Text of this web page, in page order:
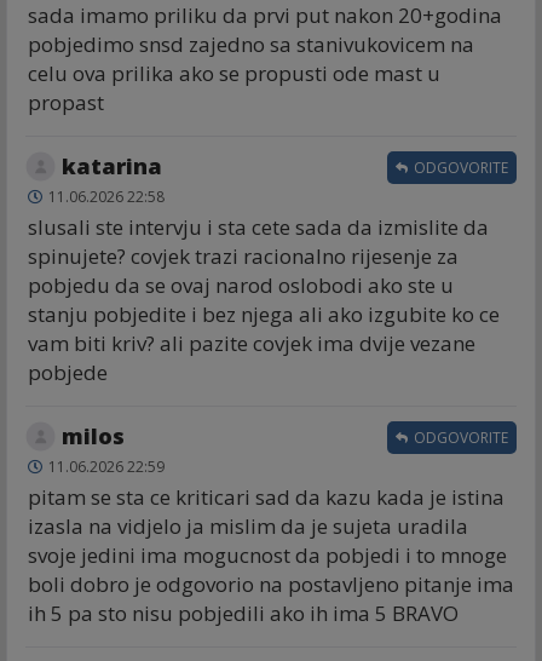
sada imamo priliku da prvi put nakon 20+godina
pobjedimo snsd zajedno sa stanivukovicem na
celu ova prilika ako se propusti ode mast u
propast
katarina
11.06.2026 22:58
slusali ste intervju i sta cete sada da izmislite da
spinujete? covjek trazi racionalno rijesenje za
pobjedu da se ovaj narod oslobodi ako ste u
stanju pobjedite i bez njega ali ako izgubite ko ce
vam biti kriv? ali pazite covjek ima dvije vezane
pobjede
ODGOVORITE
milos
11.06.2026 22:59
pitam se sta ce kriticari sad da kazu kada je istina
izasla na vidjelo ja mislim da je sujeta uradila
svoje jedini ima mogucnost da pobjedi i to mnoge
boli dobro je odgovorio na postavljeno pitanje ima
ih 5 pa sto nisu pobjedili ako ih ima 5 BRAVO
ODGOVORITE